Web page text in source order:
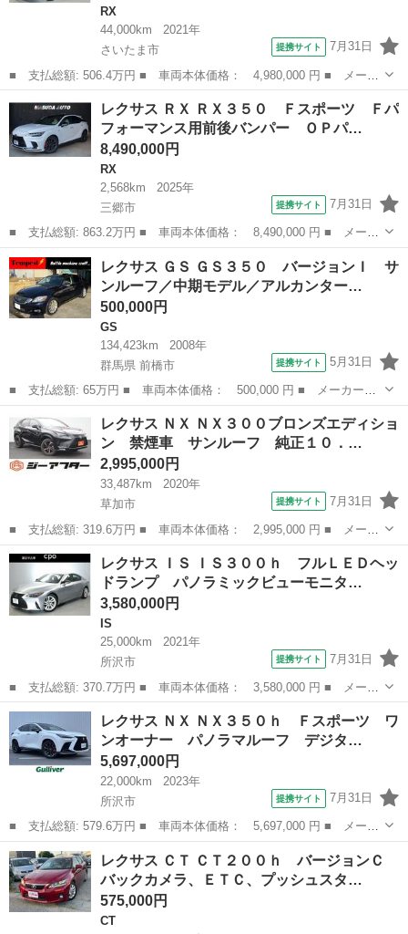
RX
44,000km
2021年
さいたま市
提携サイト 7月31日
■ 支払総額: 506.4万円 ■ 車両本体価格： 4,980,000 円 ■ メーカ
ー名： レクサス ■ 車種名： ＲＸ ■ グレード名： ＲＸ３０
０ Ｆスポーツ 認定中古車ＣＰＯ ”ＦＳＰＯＲＴ”ボディーカラー／
グラフ...
埼玉 さいたま市
レクサス ＲＸ ＲＸ３５０ Ｆスポーツ Ｆパ
フォーマンス用前後バンパー ＯＰパ…
8,490,000円
RX
2,568km
2025年
三郷市
提携サイト 7月31日
■ 支払総額: 863.2万円 ■ 車両本体価格： 8,490,000 円 ■ メーカ
ー名： レクサス ■ 車種名： ＲＸ ■ グレード名： ＲＸ３５
０ Ｆスポーツ Ｆパフォーマンス用前後バンパー ＯＰパノラマル
ーフ ＯＰ...
埼玉 三郷市 RX
レクサス ＧＳ ＧＳ３５０ バージョンＩ サ
ンルーフ／中期モデル／アルカンター…
500,000円
GS
134,423km
2008年
群馬県 前橋市
提携サイト 5月31日
■ 支払総額: 65万円 ■ 車両本体価格： 500,000 円 ■ メーカー
名： レクサス ■ 車種名： ＧＳ ■ グレード名： ＧＳ３５０
バージョンＩ サンルーフ／中期モデル／アルカンターラルーフ／レ
クサス純正４ＰＯ...
群馬 GS
レクサス ＮＸ ＮＸ３００ブロンズエディショ
ン 禁煙車 サンルーフ 純正１０．…
2,995,000円
33,487km
2020年
草加市
提携サイト 7月31日
■ 支払総額: 319.6万円 ■ 車両本体価格： 2,995,000 円 ■ メーカ
ー名： レクサス ■ 車種名： ＮＸ ■ グレード名： ＮＸ３００
ブロンズエディション 禁煙車 サンルーフ 純正１０．３インチナ
ビ フル...
埼玉 草加市 レクサス
レクサス ＩＳ ＩＳ３００ｈ フルＬＥＤヘッ
ドランプ パノラミックビューモニタ…
3,580,000円
IS
25,000km
2021年
所沢市
提携サイト 7月31日
■ 支払総額: 370.7万円 ■ 車両本体価格： 3,580,000 円 ■ メーカ
ー名： レクサス ■ 車種名： ＩＳ ■ グレード名： ＩＳ３００
ｈ フルＬＥＤヘッドランプ パノラミックビューモニター バック
モニター...
埼玉 所沢市 IS
レクサス ＮＸ ＮＸ３５０ｈ Ｆスポーツ ワ
ンオーナー パノラマルーフ デジタ…
5,697,000円
22,000km
2023年
所沢市
提携サイト 7月31日
■ 支払総額: 579.6万円 ■ 車両本体価格： 5,697,000 円 ■ メーカ
ー名： レクサス ■ 車種名： ＮＸ ■ グレード名： ＮＸ３５０
ｈ Ｆスポーツ ワンオーナー パノラマルーフ デジタルミラー
オレンジ...
埼玉 所沢市 レクサス
レクサス ＣＴ ＣＴ２００ｈ バージョンＣ
バックカメラ、ＥＴＣ、プッシュスタ…
575,000円
CT